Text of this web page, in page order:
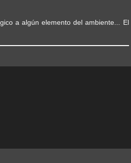
a algún elemento del ambiente... El